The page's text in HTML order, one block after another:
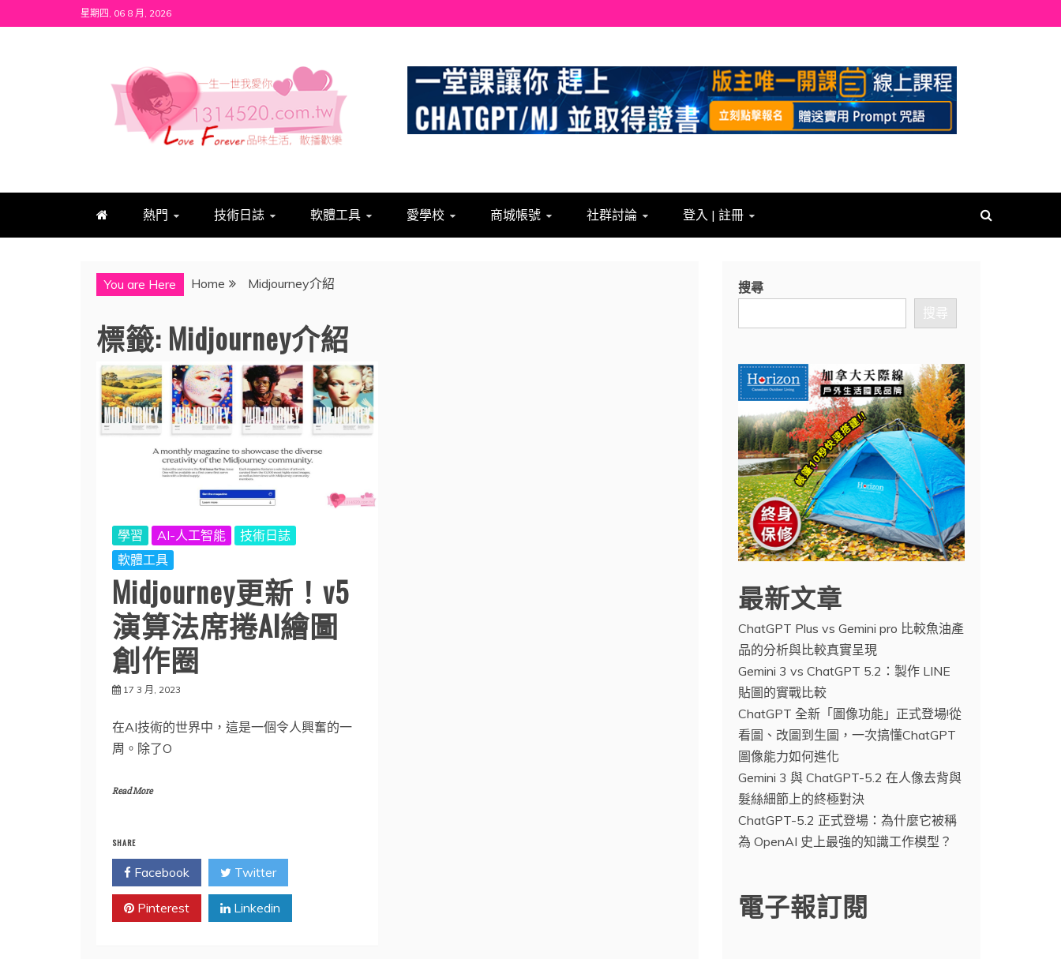
to
星期四, 06 8 月, 2026
1314520
熱門 技術日誌 軟體工具 愛學校 商城帳號 社群討論 登入 | 註冊
You are Here Home Midjourney介紹
標籤: Midjourney介紹
學習 AI-人工智能
技術日誌
軟體工具
Midjourney更新！v5
演算法席捲AI繪圖
創作圈
17 3 月, 2023
在AI技術的世界中，這是一個令人興奮的一
周。除了O
Read More
SHARE
Facebook Twitter
Pinterest Linkedin
搜尋
搜尋
最新文章
ChatGPT Plus vs Gemini pro 比較魚油產
品的分析與比較真實呈現
Gemini 3 vs ChatGPT 5.2：製作 LINE
貼圖的實戰比較
ChatGPT 全新「圖像功能」正式登場!從
看圖、改圖到生圖，一次搞懂ChatGPT
圖像能力如何進化
Gemini 3 與 ChatGPT-5.2 在人像去背與
髮絲細節上的終極對決
ChatGPT-5.2 正式登場：為什麼它被稱
為 OpenAI 史上最強的知識工作模型？
電子報訂閱